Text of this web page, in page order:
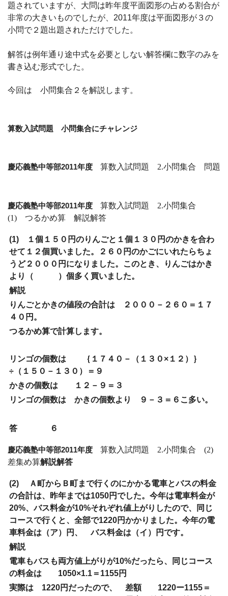
題されていますが、大問は昨年度平面図形の占める割合が
非常の大きいものでしたが、2011年度は平面図形が３の
小問で２題出題されただけでした。
解答は例年通り途中式を必要としない解答欄に数字のみを
書き込む形式でした。
今回は 小問集合２を解説します。
算数入試問題 小問集合にチャレンジ
慶応義塾中等部2011年度 算数入試問題 2.小問集合 問題
慶応義塾中等部2011年度 算数入試問題 2.小問集合
(1) つるかめ算 解説解答
(1) １個１５０円のりんごと１個１３０円のかきを合わ
せて１２個買いました。２６０円のかごにいれたらちょ
うど２０００円になりました。このとき、りんごはかき
より（ ）個多く買いました。
解説
りんごとかきの値段の合計は ２０００－２６０＝１７
４０円。
つるかめ算で計算します。
リンゴの個数は ｛１７４０－（１３０×１２）｝
÷（１５０－１３０）＝９
かきの個数は １２－９＝３
リンゴの個数は かきの個数より ９－３＝６こ多い。
答 ６
慶応義塾中等部2011年度 算数入試問題 2.小問集合 (2)
差集め算解説解答
(2) Ａ町からＢ町まで行くのにかかる電車とバスの料金
の合計は、昨年までは1050円でした。今年は電車料金が
20%、バス料金が10%それぞれ値上がりしたので、同じ
コースで行くと、全部で1220円かかりました。今年の電
車料金は（ア）円、 バス料金は（イ）円です。
解説
電車もバスも両方値上がりが10%だったら、同じコース
の料金は 1050×1.1＝1155円
実際は 1220円だったので、 差額 1220ー1155＝